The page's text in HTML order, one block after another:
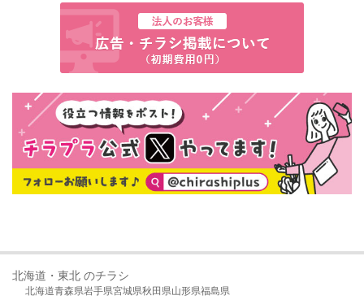
北海道・東北 のチラシ
北海道青森県岩手県宮城県秋田県山形県福島県